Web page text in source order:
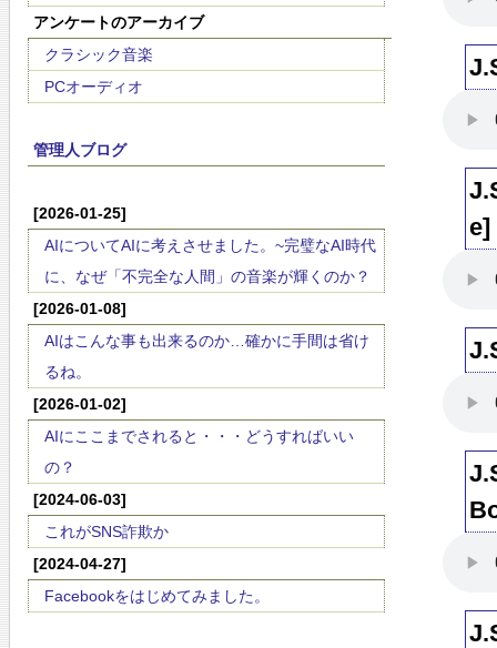
アンケートのアーカイブ
クラシック音楽
PCオーディオ
管理人ブログ
[2026-01-25]
AIについてAIに考えさせました。~完璧なAI時代
に、なぜ「不完全な人間」の音楽が輝くのか？
[2026-01-08]
AIはこんな事も出来るのか…確かに手間は省け
るね。
[2026-01-02]
AIにここまでされると・・・どうすればいい
の？
[2024-06-03]
これがSNS詐欺か
[2024-04-27]
Facebookをはじめてみました。
e]